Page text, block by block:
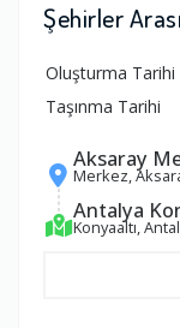
Şehirler
Oluşturma Tarihi
Taşınma Tarihi
Aksaray
Merkez,
Antalya
Konyaaltı,